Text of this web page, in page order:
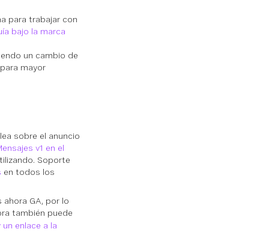
para trabajar con
bajo la marca
un cambio de
mayor
sobre el anuncio
v1 en el
Soporte
en todos los
ahora GA, por lo
también puede
un enlace a la